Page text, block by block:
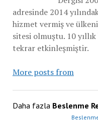
adresinde 2014
hizmet vermiş ve
sitesi olmuştu. 10
tekrar etkinleşmiştir.
More posts from
Daha fazla Beslenme